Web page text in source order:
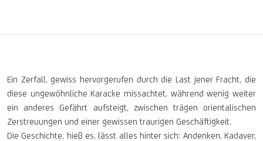
Ein Zerfall, gewiss hervorgerufen durch die Last jener Fracht, die
diese ungewöhnliche Karacke missachtet, während wenig weiter
ein anderes Gefährt aufsteigt, zwischen trägen orientalischen
Zerstreuungen und einer gewissen traurigen Geschäftigkeit.
Die Geschichte, hieß es, lässt alles hinter sich: Andenken, Kadaver,